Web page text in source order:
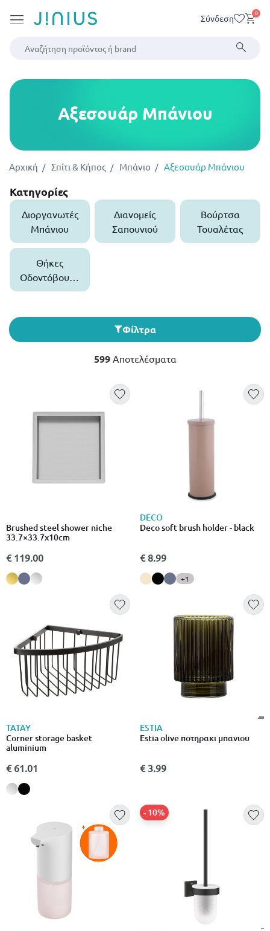
Σύνδεση 0
Αξεσουάρ Μπάνιου
Αρχική Σπίτι & Κήπος Μπάνιο Αξεσουάρ Μπάνιου
Κατηγορίες
Διοργανωτές
Μπάνιου
Διανομείς
Σαπουνιού
Βούρτσα
Τουαλέτας
Θήκες
Οδοντόβουρτ
σας
Φίλτρα
599Αποτελέσματα
Brushed steel shower niche
33.7×33.7x10cm
€ 119.00
DECO
Deco soft brush holder - black
€ 8.99
+1
TATAY
Corner storage basket
aluminium
€ 61.01
ESTIA
Estia olive ποτηρακι μπανιου
€ 3.99
- 10%